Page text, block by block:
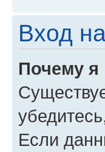
Вход
Почему я
Если